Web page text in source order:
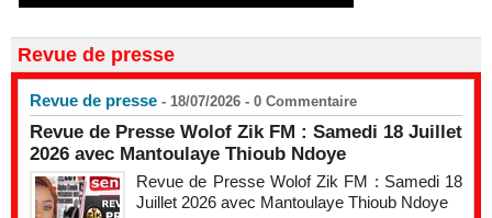
Revue de presse
Revue de presse - 18/07/2026 - 0 Commentaire
Revue de Presse Wolof Zik FM : Samedi 18 Juillet
2026 avec Mantoulaye Thioub Ndoye
Revue de Presse Wolof Zik FM : Samedi 18
Juillet 2026 avec Mantoulaye Thioub Ndoye